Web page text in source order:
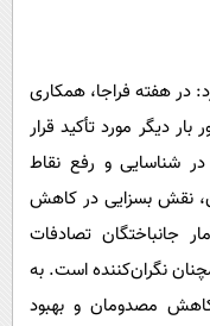
در هفته فراجا، همکاری
دیگر مورد تأکید قرار
شناسایی و رفع نقاط
نقش بسزایی در کاهش
جانباختگان تصادفات
نگران‌کننده است. به
مصدومان و بهبود